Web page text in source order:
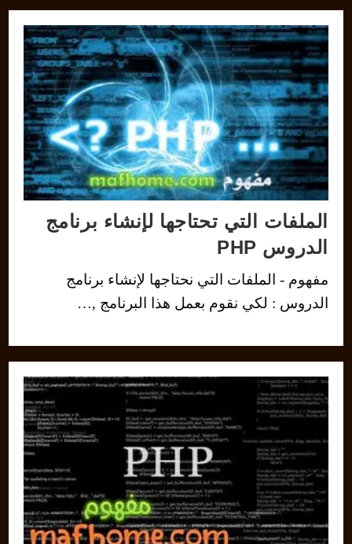
الملفات التي تحتاجها لإنشاء برنامج
الدروس PHP
مفهوم - الملفات التي نحتاجها لإنشاء برنامج
الدروس : لكي نقوم بعمل هذا البرنامج ,…